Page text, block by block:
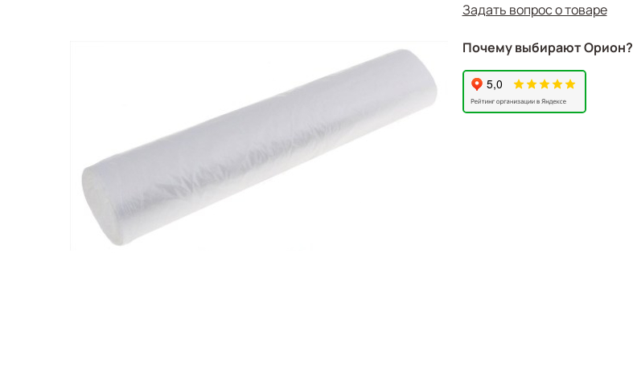
Задать вопрос о товаре
Почему выбирают Орион?